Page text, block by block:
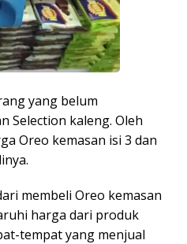
yang belum
Selection kaleng. Oleh
Oreo kemasan isi 3 dan
membeli Oreo kemasan
harga dari produk
tempat yang menjual